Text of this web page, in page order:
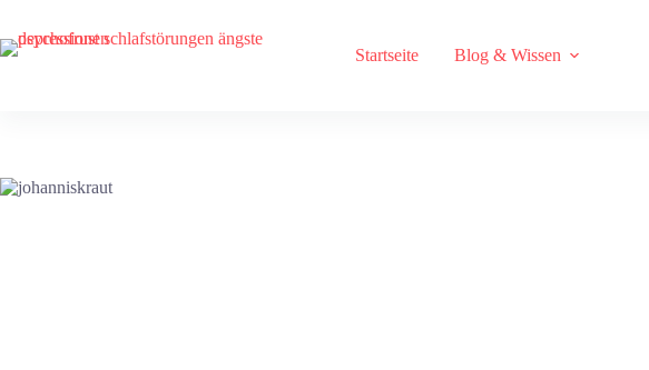
Inhalt
springen
Startseite Blog & Wissen